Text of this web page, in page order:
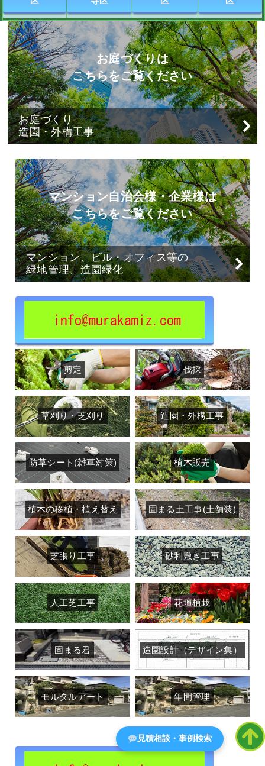
お庭づくりは
こちらをご覧ください
お庭づくり
造園・外構工事
マンション自治会様・企業様は
こちらをご覧ください
マンション、ビル・オフィス等の
緑地管理、造園緑化
剪定 伐採
草刈り・芝刈り 造園・外構工事
防草シート(雑草対策) 植木販売
植木の移植・植え替え 固まる土工事(土舗装)
芝張り工事 砂利敷き工事
人工芝工事 花壇植栽
固まる君 造園設計（デザイン集）
モルタルアート 年間管理
見積相談・事例検索